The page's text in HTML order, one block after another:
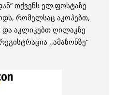
თქვენს ელ.ფოსტაზე
რომელსაც აკოპებთ,
აკლიკებთ ღილაკზე
,,ამაზონზე”